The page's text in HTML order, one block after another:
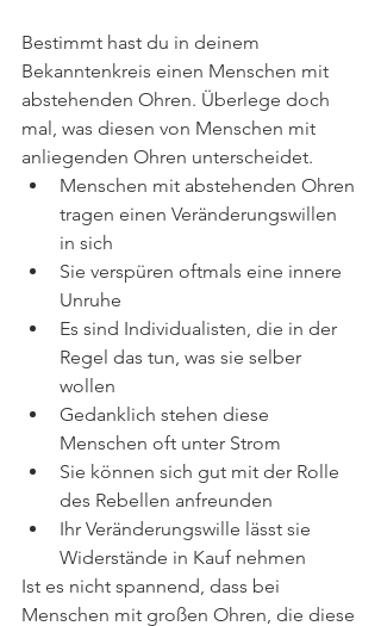
Bestimmt hast du in deinem
Bekanntenkreis einen Menschen mit
abstehenden Ohren. Überlege doch
mal, was diesen von Menschen mit
anliegenden Ohren unterscheidet.
Menschen mit abstehenden Ohren
tragen einen Veränderungswillen
in sich
Sie verspüren oftmals eine innere
Unruhe
Es sind Individualisten, die in der
Regel das tun, was sie selber
wollen
Gedanklich stehen diese
Menschen oft unter Strom
Sie können sich gut mit der Rolle
des Rebellen anfreunden
Ihr Veränderungswille lässt sie
Widerstände in Kauf nehmen
Ist es nicht spannend, dass bei
Menschen mit großen Ohren, die diese